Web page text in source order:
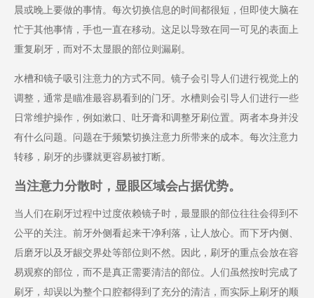
晨或晚上要做的事情。每次切换信息的时间都很短，但即使大脑在
忙于其他事情，手也一直在移动。这足以导致在同一可见的表面上
重复刷牙，而对不太显眼的部位则漏刷。
水槽和镜子吸引注意力的方式不同。镜子会引导人们进行视觉上的
调整，通常是瞄准最容易看到的门牙。水槽则会引导人们进行一些
日常维护操作，例如漱口、吐牙膏和调整牙刷位置。两者本身并没
有什么问题。问题在于频繁切换注意力所带来的成本。每次注意力
转移，刷牙的步骤就更容易被打断。
当注意力分散时，显眼区域会占据优势。
当人们在刷牙过程中过度依赖镜子时，最显眼的部位往往会得到不
公平的关注。前牙外侧看起来干净利落，让人放心。而下牙内侧、
后磨牙以及牙龈交界处等部位则不然。因此，刷牙的重点会放在容
易观察的部位，而不是真正需要清洁的部位。人们虽然按时完成了
刷牙，却误以为整个口腔都得到了充分的清洁，而实际上刷牙的顺